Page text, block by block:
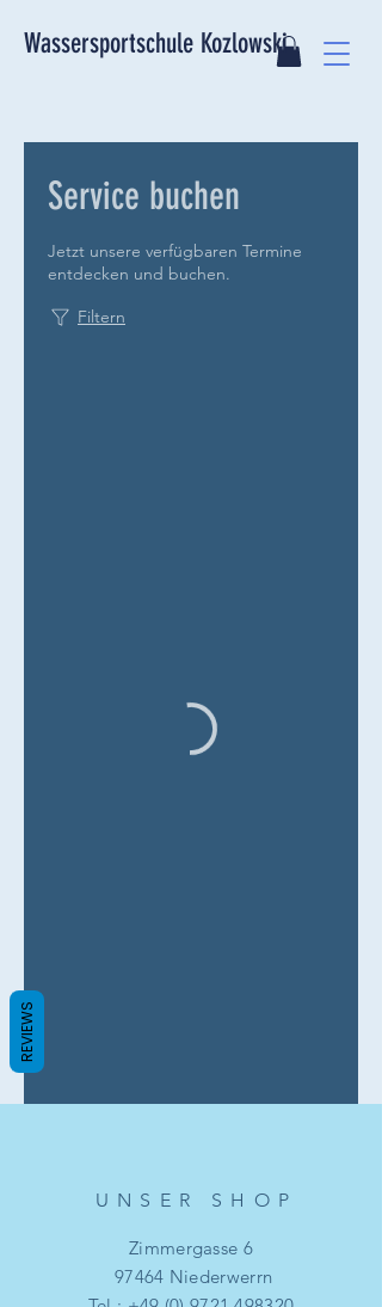
Wassersportschule Kozlowski
Service buchen
Jetzt unsere verfügbaren Termine
entdecken und buchen.
Filtern
UNSER SHO P
Zimmergasse 6
97464 Niederwerrn
REVIEWS